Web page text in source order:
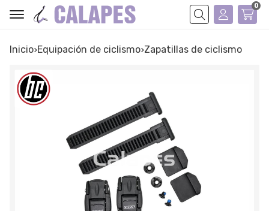
Buscar
0
Inicio equipación de ciclismo zapatillas de ciclismo